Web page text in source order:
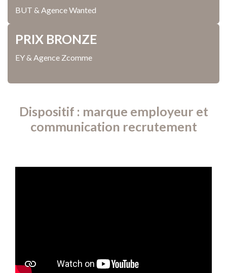
BUT & Agence Wanted
PRIX BRONZE
EY & Agence Zcomme
Dispositif : marque employeur et
communication recrutement